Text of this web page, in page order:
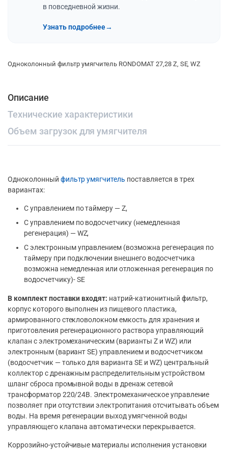
в повседневной жизни.
Узнать подробнее→
Одноколонный фильтр умягчитель RONDOMAT 27,28 Z, SE, WZ
Описание
Технические характеристики
Объем загрузок для умягчителя
Одноколонный фильтр умягчитель поставляется в трех
вариантах:
С управлением по таймеру — Z,
С управлением по водосчетчику (немедленная
регенерация) — WZ,
С электронным управлением (возможна регенерация по
таймеру при подключении внешнего водосчетчика
возможна немедленная или отложенная регенерация по
водосчетчику)- SE
В комплект поставки входят: натрий-катионитный фильтр,
корпус которого выполнен из пищевого пластика,
армированного стекловолокном емкость для хранения и
приготовления регенерационного раствора управляющий
клапан с электромеханическим (варианты Z и WZ) или
электронным (вариант SE) управлением и водосчетчиком
(водосчетчик — только для варианта SE и WZ) центральный
коллектор с дренажным распределительным устройством
шланг сброса промывной воды в дренаж сетевой
трансформатор 220/24В. Электромеханическое управление
позволяет при отсутствии электропитания отсчитывать объем
воды. На время регенерации выход умягченной воды
управляющего клапана автоматически перекрывается.
Коррозийно-устойчивые материалы исполнения установки